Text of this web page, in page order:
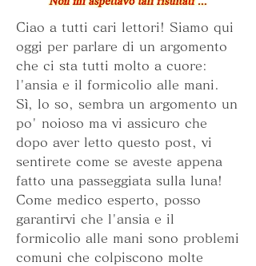
Ciao a tutti cari lettori! Siamo qui
oggi per parlare di un argomento
che ci sta tutti molto a cuore:
l'ansia e il formicolio alle mani.
Sì, lo so, sembra un argomento un
po' noioso ma vi assicuro che
dopo aver letto questo post, vi
sentirete come se aveste appena
fatto una passeggiata sulla luna!
Come medico esperto, posso
garantirvi che l'ansia e il
formicolio alle mani sono problemi
comuni che colpiscono molte